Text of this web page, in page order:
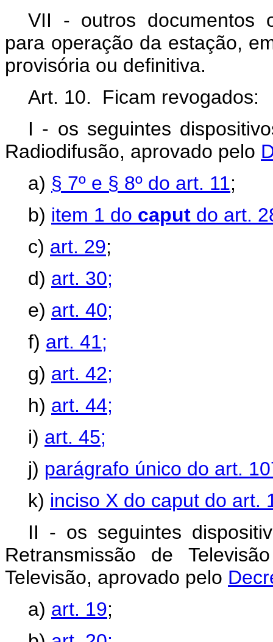
VII - outros documentos
para operação da estação,
provisória ou definitiva.
Art. 10. Ficam revogados:
I - os seguintes
Radiodifusão, aprovado pelo
a) § 7º e § 8º do art. 11;
b) item 1 do caput do art.
c) art. 29;
d) art. 30;
e) art. 40;
f) art. 41;
g) art. 42;
h) art. 44;
i) art. 45;
j) parágrafo único do art.
k) inciso X do caput do art.
II - os seguintes
Retransmissão de
Televisão, aprovado pelo
a) art. 19;